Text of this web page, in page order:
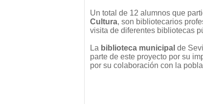
Un total de 12 alumnos que
Cultura, son bibliotecarios
visita de diferentes bibliotecas
La biblioteca municipal de
parte de este proyecto por su
por su colaboración con la